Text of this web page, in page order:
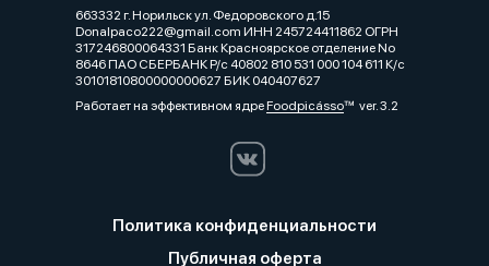
663332 г. Норильск ул. Федоровского д.15
Donalpaco222@gmail.com ИНН 245724411862 ОГРН
317246800064331 Банк Красноярское отделение No
8646 ПАО СБЕРБАНК Р/с 40802 810 531 000 104 611 К/с
30101810800000000627 БИК 040407627
Работает на эффективном ядреFoodpicássover. 3.2
Политика конфиденциальности
Публичная оферта